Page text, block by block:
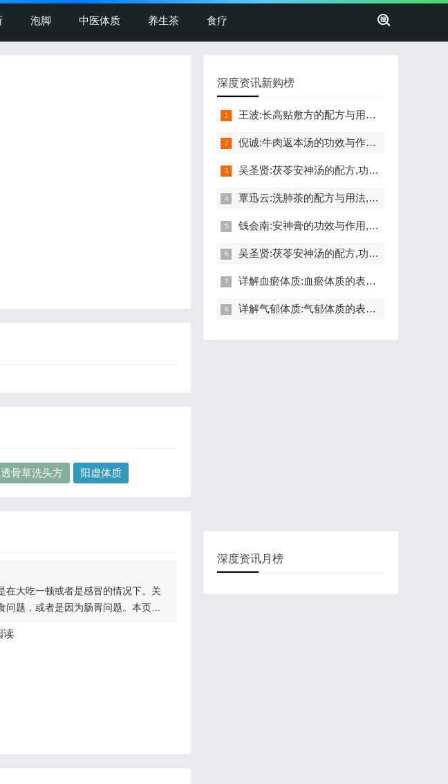
泡脚 中医体质 养生茶 食疗
透骨草洗头方 阳虚体质
在大吃一顿或者是感冒的情况下。关
问题，或者是因为肠胃问题。本页
读
整目录、共计6大章，66个小节的详
疗法、反射区疗法、食疗等。另
的分布犹如一个倒置在子宫内的胎
与面颊相应的穴位在耳垂；与上肢
肤营养不良的表现，这种情况通常是
深度资讯新购榜
王波:长高贴敷方的配方与用法,功效与禁忌,长高,命门穴,生长激素
倪诚:牛肉返本汤的功效与作用,做法,小孩孕妇能吃吗,补气,健脾
吴圣贤:茯苓安神汤的配方,功效与作用,怎么做,不适合的人,失眠
覃迅云:洗肺茶的配方与用法,功效与禁忌,戒烟,抗雾霾,调咽炎,排痰
钱会南:安神膏的功效与作用,做法,小孩孕妇能吃吗,助眠,安神
吴圣贤:茯苓安神汤的配方,功效与作用,怎么做,不适合的人,失眠
详解血瘀体质:血瘀体质的表现症状,自测题,怎么调理,食疗药膳
详解气郁体质:气郁体质的表现症状,自测题,怎么调理,食疗药膳
深度资讯月榜